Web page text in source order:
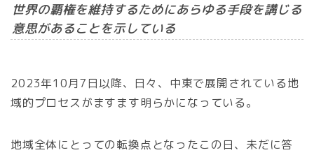
世界の覇権を維持するためにあらゆる手段を講じる
意思があることを示している
2023年10月7日以降、日々、中東で展開されている地
域的プロセスがますます明らかになっている。
地域全体にとっての転換点となったこの日、未だに答